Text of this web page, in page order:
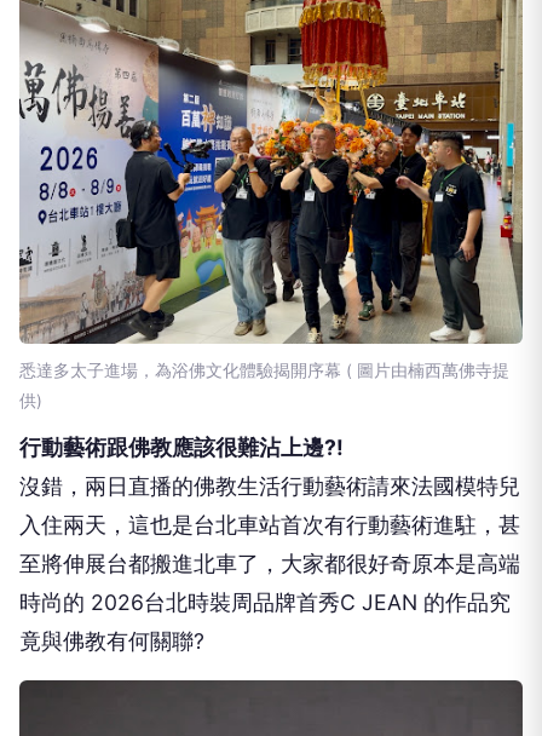
悉達多太子進場，為浴佛文化體驗揭開序幕 ( 圖片由楠西萬佛寺提
供)
行動藝術跟佛教應該很難沾上邊?!
沒錯，兩日直播的佛教生活行動藝術請來法國模特兒
入住兩天，這也是台北車站首次有行動藝術進駐，甚
至將伸展台都搬進北車了，大家都很好奇原本是高端
時尚的 2026台北時裝周品牌首秀C JEAN 的作品究
竟與佛教有何關聯?